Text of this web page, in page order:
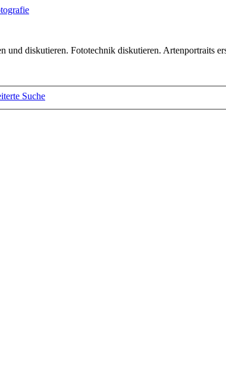
diskutieren. Fototechnik diskutieren. Artenportraits
Suche